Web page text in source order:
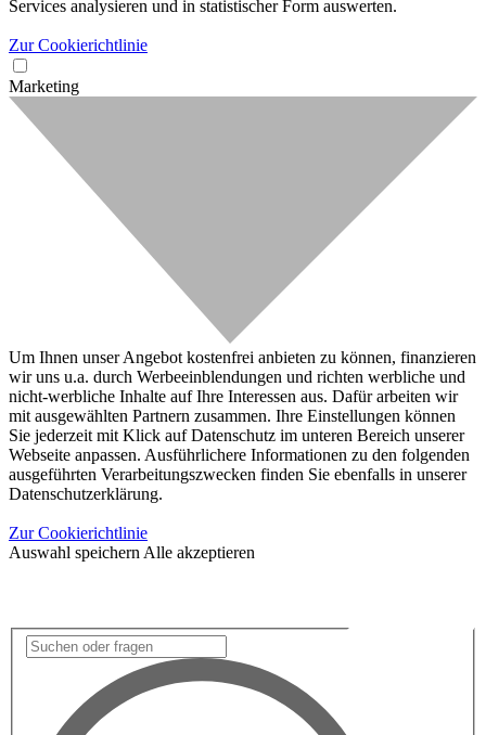
Services analysieren und in statistischer Form auswerten.
Zur Cookierichtlinie
Marketing
Um Ihnen unser Angebot kostenfrei anbieten zu können, finanzieren
wir uns u.a. durch Werbeeinblendungen und richten werbliche und
nicht-werbliche Inhalte auf Ihre Interessen aus. Dafür arbeiten wir
mit ausgewählten Partnern zusammen. Ihre Einstellungen können
Sie jederzeit mit Klick auf Datenschutz im unteren Bereich unserer
Webseite anpassen. Ausführlichere Informationen zu den folgenden
ausgeführten Verarbeitungszwecken finden Sie ebenfalls in unserer
Datenschutzerklärung.
Zur Cookierichtlinie
Auswahl speichern Alle akzeptieren